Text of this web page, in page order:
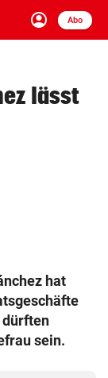
account_circle
Anmelden
Abo
Schließen
lässt
hat
dürften
sein.